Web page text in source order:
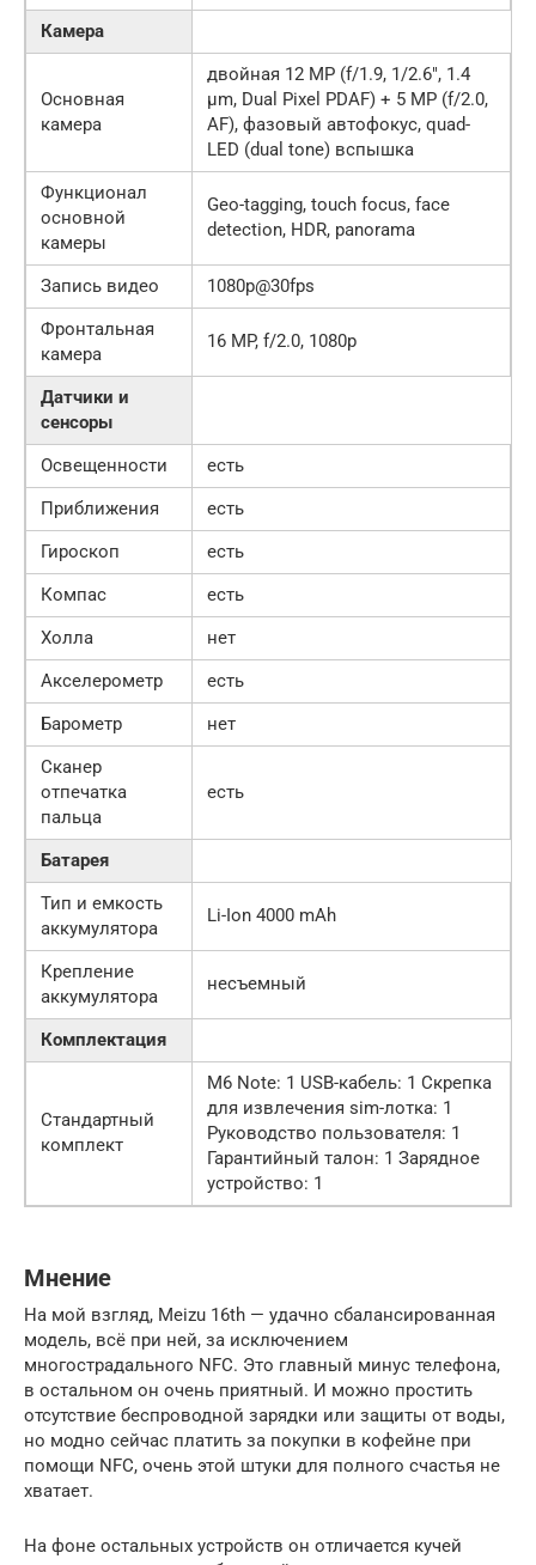
Камера
Основная
камера
двойная 12 MP (f/1.9, 1/2.6″, 1.4
µm, Dual Pixel PDAF) + 5 MP (f/2.0,
AF), фазовый автофокус, quad-
LED (dual tone) вспышка
Функционал
основной
камеры
Geo-tagging, touch focus, face
detection, HDR, panorama
Запись видео
1080p@30fps
Фронтальная
камера
16 MP, f/2.0, 1080p
Датчики и
сенсоры
Освещенности
есть
Приближения
есть
Гироскоп
есть
Компас
есть
Холла
нет
Акселерометр
есть
Барометр
нет
Сканер
отпечатка
пальца
есть
Батарея
Тип и емкость
аккумулятора
Li-Ion 4000 mAh
Крепление
аккумулятора
несъемный
Комплектация
Стандартный
комплект
M6 Note: 1 USB-кабель: 1 Скрепка
для извлечения sim-лотка: 1
Руководство пользователя: 1
Гарантийный талон: 1 Зарядное
устройство: 1
Мнение
На мой взгляд, Meizu 16th — удачно сбалансированная
модель, всё при ней, за исключением
многострадального NFC. Это главный минус телефона,
в остальном он очень приятный. И можно простить
отсутствие беспроводной зарядки или защиты от воды,
но модно сейчас платить за покупки в кофейне при
помощи NFC, очень этой штуки для полного счастья не
хватает.
На фоне остальных устройств он отличается кучей